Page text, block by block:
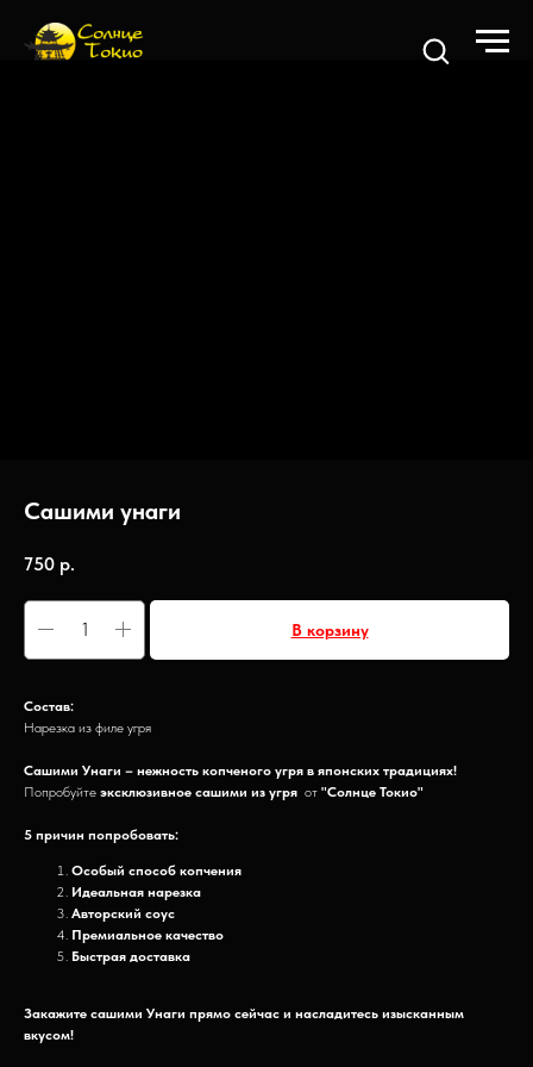
Сашими унаги
750 р.
В корзину
Состав:
Нарезка из филе угря
Сашими Унаги – нежность копченого угря в японских традициях!
Попробуйте эксклюзивное сашими из угря от "Солнце Токио"
5 причин попробовать:
Особый способ копчения
Идеальная нарезка
Авторский соус
Премиальное качество
Быстрая доставка
Закажите сашими Унаги прямо сейчас и насладитесь изысканным
вкусом!